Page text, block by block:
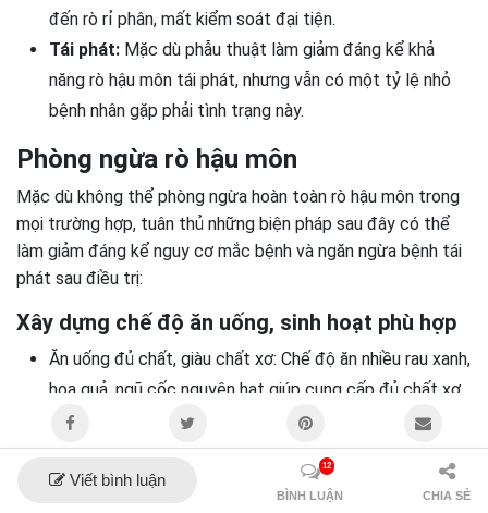
đến rò rỉ phân, mất kiểm soát đại tiện.
Tái phát: Mặc dù phẫu thuật làm giảm đáng kể khả
năng rò hậu môn tái phát, nhưng vẫn có một tỷ lệ nhỏ
bệnh nhân gặp phải tình trạng này.
Phòng ngừa rò hậu môn
Mặc dù không thể phòng ngừa hoàn toàn rò hậu môn trong
mọi trường hợp, tuân thủ những biện pháp sau đây có thể
làm giảm đáng kể nguy cơ mắc bệnh và ngăn ngừa bệnh tái
phát sau điều trị:
Xây dựng chế độ ăn uống, sinh hoạt phù hợp
Ăn uống đủ chất, giàu chất xơ: Chế độ ăn nhiều rau xanh,
hoa quả, ngũ cốc nguyên hạt giúp cung cấp đủ chất xơ,
ngăn ngừa táo bón và tiêu chảy – những yếu tố thúc
đẩy viêm nhiễm và hình thành rò hậu môn.
Uống đủ nước: Duy trì thói quen uống đủ nước mỗi ngày
Viết bình luận
12
BÌNH LUẬN CHIA SẺ